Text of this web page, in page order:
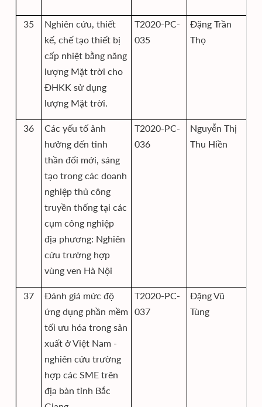
35
Nghiên cứu, thiết
kế, chế tạo thiết bị
cấp nhiệt bằng năng
lượng Mặt trời cho
ĐHKK sử dụng
lượng Mặt trời.
T2020-PC-
035
Đặng Trần
Thọ
36
Các yếu tố ảnh
hưởng đến tinh
thần đổi mới, sáng
tạo trong các doanh
nghiệp thủ công
truyền thống tại các
cụm công nghiệp
địa phương: Nghiên
cứu trường hợp
vùng ven Hà Nội
T2020-PC-
036
Nguyễn Thị
Thu Hiền
37
Đánh giá mức độ
ứng dụng phần mềm
tối ưu hóa trong sản
xuất ở Việt Nam -
nghiên cứu trường
hợp các SME trên
địa bàn tỉnh Bắc
T2020-PC-
037
Đặng Vũ
Tùng